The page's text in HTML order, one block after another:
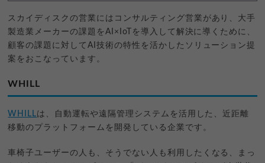
スカイディスクの営業にはコンサルティング営業があり、大手
製造業メーカーの課題をAI×IoTを導入して解決に導くために、
顧客の課題に対してAI技術の特性を活かしたソリューション提
案をおこなっています。
WHILL
WHILLは、自動運転や遠隔管理システムを活用した、近距離
移動のプラットフォームを開発している企業です。
車椅子ユーザーの人も、そうでない人も利用したくなる、まっ